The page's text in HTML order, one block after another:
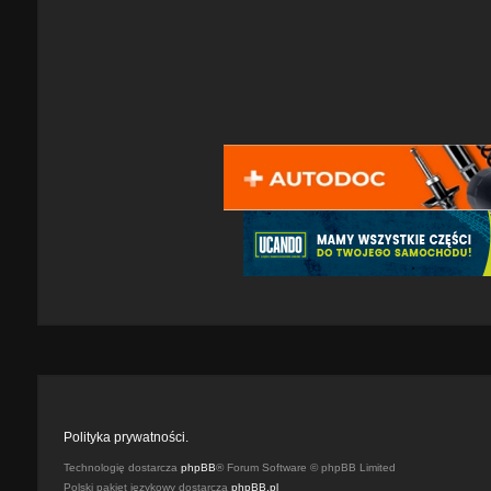
Polityka prywatności.
Technologię dostarcza phpBB® Forum Software © phpBB Limited
Polski pakiet językowy dostarcza phpBB.pl